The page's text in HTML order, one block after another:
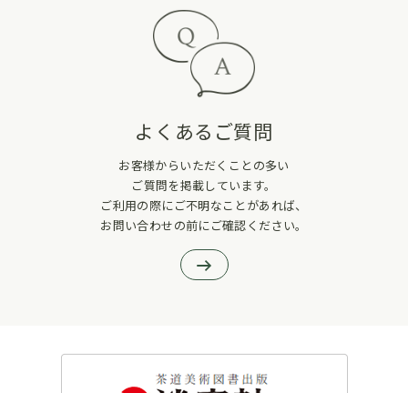
よくあるご質問
お客様からいただくことの多い
ご質問を掲載しています。
ご利用の際にご不明なことがあれば、
お問い合わせの前にご確認ください。